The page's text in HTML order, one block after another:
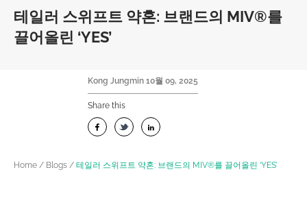
테일러 스위프트 약혼: 브랜드의 MIV®를
끌어올린 ‘YES’
Kong Jungmin 10월 09, 2025
Share this
Home / Blogs / 테일러 스위프트 약혼: 브랜드의 MIV®를 끌어올린 ‘YES’